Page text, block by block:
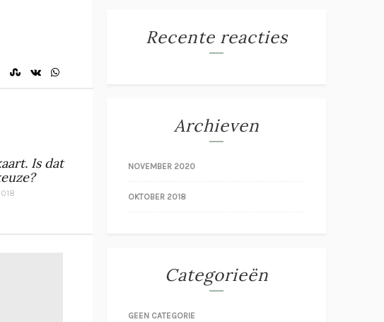
Is dat
Recente reacties
Archieven
NOVEMBER 2020
OKTOBER 2018
Categorieën
GEEN CATEGORIE